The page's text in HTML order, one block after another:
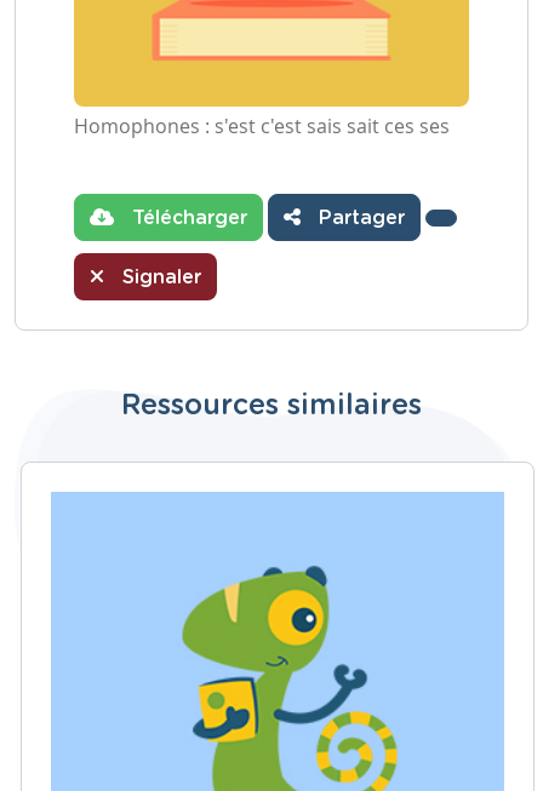
Homophones : s'est c'est sais sait ces ses
Télécharger Partager
Signaler
Ressources similaires